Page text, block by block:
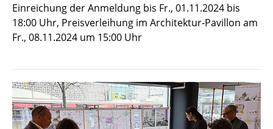
Einreichung der Anmeldung bis Fr., 01.11.2024 bis
18:00 Uhr, Preisverleihung im Architektur-Pavillon am
Fr., 08.11.2024 um 15:00 Uhr